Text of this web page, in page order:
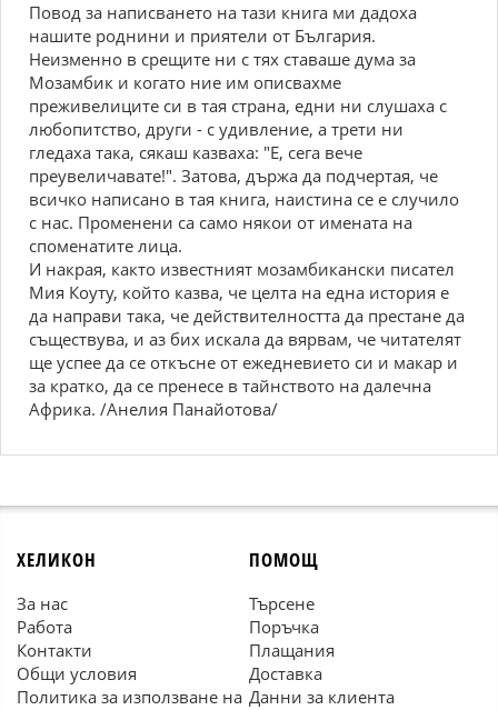
Повод за написването на тази книга ми дадоха
нашите роднини и приятели от България.
Неизменно в срещите ни с тях ставаше дума за
Мозамбик и когато ние им описвахме
преживелиците си в тая страна, едни ни слушаха с
любопитство, други - с удивление, а трети ни
гледаха така, сякаш казваха: "Е, сега вече
преувеличавате!". Затова, държа да подчертая, че
всичко написано в тая книга, наистина се е случило
с нас. Променени са само някои от имената на
споменатите лица.
И накрая, както известният мозамбикански писател
Мия Коуту, който казва, че целта на една история е
да направи така, че действителността да престане да
съществува, и аз бих искала да вярвам, че читателят
ще успее да се откъсне от ежедневието си и макар и
за кратко, да се пренесе в тайнството на далечна
Африка. /Анелия Панайотова/
ХЕЛИКОН
За нас
Работа
Контакти
Общи условия
Политика за използване на
ПОМОЩ
Търсене
Поръчка
Плащания
Доставка
Данни за клиента